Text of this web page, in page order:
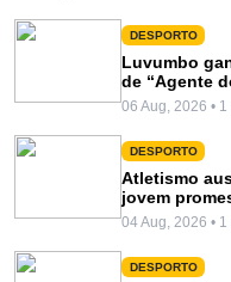
DESPORTO
Luvumbo
de “Agente
06 Aug, 2026 • 1
DESPORTO
Atletismo
jovem
04 Aug, 2026 • 1
DESPORTO